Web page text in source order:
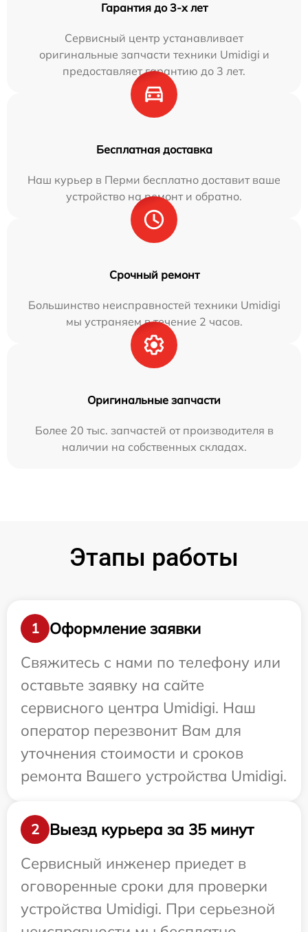
Гарантия до 3-х лет
Сервисный центр устанавливает
оригинальные запчасти техники Umidigi и
предоставляет гарантию до 3 лет.
Бесплатная доставка
Наш курьер в Перми бесплатно доставит ваше
устройство на ремонт и обратно.
Срочный ремонт
Большинство неисправностей техники Umidigi
мы устраняем в течение 2 часов.
Оригинальные запчасти
Более 20 тыс. запчастей от производителя в
наличии на собственных складах.
Этапы работы
1
Оформление заявки
Свяжитесь с нами по телефону или
оставьте заявку на сайте
сервисного центра Umidigi. Наш
оператор перезвонит Вам для
уточнения стоимости и сроков
ремонта Вашего устройства Umidigi.
2
Выезд курьера за 35 минут
Сервисный инженер приедет в
оговоренные сроки для проверки
устройства Umidigi. При серьезной